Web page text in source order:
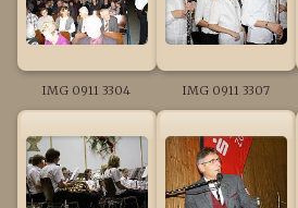
IMG 0911 3304 IMG 0911 3307